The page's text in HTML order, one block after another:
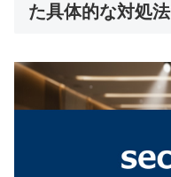
た具体的な対処法